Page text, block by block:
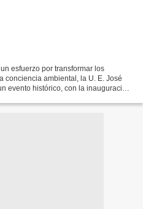
esfuerzo por transformar los
conciencia ambiental, la U. E. José
evento histórico, con la inauguración